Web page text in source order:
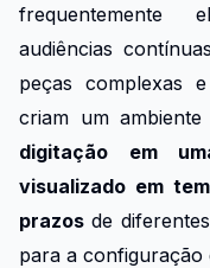
frequentemente
audiências
peças complexas
criam um
digitação em
visualizado em
prazos de
para a configuração